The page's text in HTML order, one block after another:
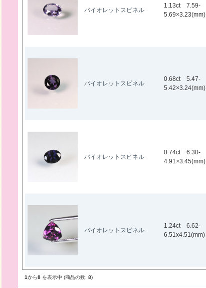
バイオレットスピネル
1.13ct 7.59-
5.69×3.23(mm)
バイオレットスピネル
0.68ct 5.47-
5.42×3.24(mm)
バイオレットスピネル
0.74ct 6.30-
4.91×3.45(mm)
バイオレットスピネル
1.24ct 6.62-
6.51x4.51(mm)
1から8 を表示中 (商品の数: 8)